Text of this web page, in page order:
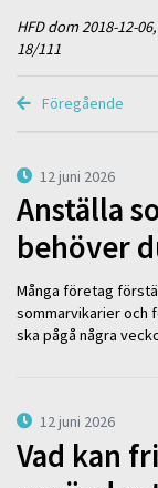
HFD dom 2018-12-
18/111
Föregående
12 juni 2026
Anställa
behöver
Många företag
sommarvikarier och
ska pågå några
12 juni 2026
Vad kan